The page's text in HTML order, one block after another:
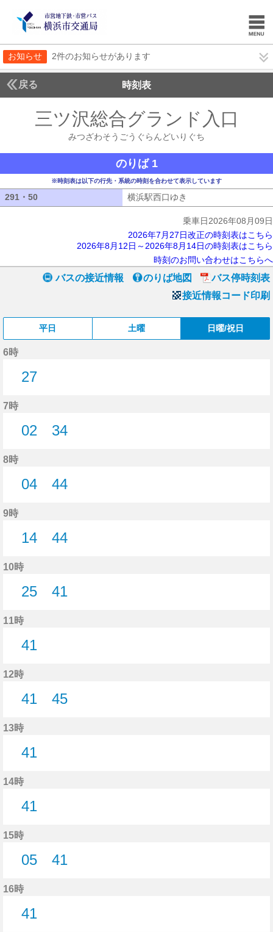
お知らせ 2件のお知らせがあります
戻る 時刻表
三ツ沢総合グランド入口
みつざわそうごうぐらんどいりぐち
のりば 1
※時刻表は以下の行先・系統の時刻を合わせて表示しています
291・50 横浜駅西口ゆき
乗車日2026年08月09日
2026年7月27日改正の時刻表はこちら
2026年8月12日～2026年8月14日の時刻表はこちら
時刻のお問い合わせはこちらへ
バスの接近情報 のりば地図
バス停時刻表
接近情報コード印刷
平日 土曜 日曜/祝日
6時
27
7時
02
34
8時
04
44
9時
14
44
10時
25
41
11時
41
12時
41
45
13時
41
14時
41
15時
05
41
16時
41